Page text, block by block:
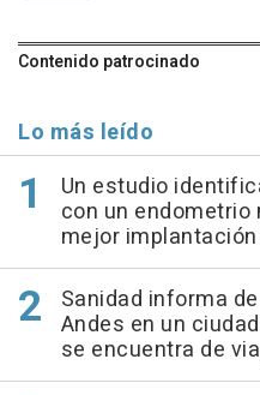
Contenido patrocinado
Lo más leído
Un estudio
con un endometrio
mejor
Sanidad informa
Andes en un
se encuentra de